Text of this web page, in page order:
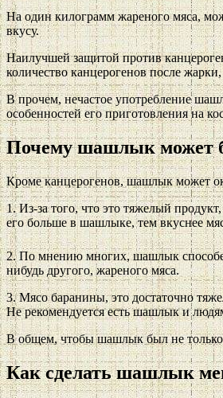
На один килограмм жареного мяса,
вкусу.
Наилучшей защитой против
количество канцерогенов после
В прочем, нечастое употребление
особенностей его приготовления на
Почему шашлык может
Кроме канцерогенов, шашлык может
1. Из-за того, что это тяжелый
его больше в шашлыке, тем вкуснее
2. По мнению многих, шашлык способен
нибудь другого, жареного мяса.
3. Мясо баранины, это достаточно
Не рекомендуется есть шашлык и
В общем, чтобы шашлык был не только
Как сделать шашлык